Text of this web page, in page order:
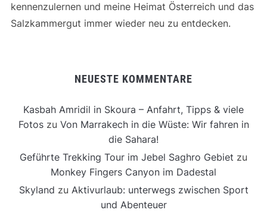
kennenzulernen und meine Heimat Österreich und das
Salzkammergut immer wieder neu zu entdecken.
NEUESTE KOMMENTARE
Kasbah Amridil in Skoura – Anfahrt, Tipps & viele
Fotoszu Von Marrakech in die Wüste: Wir fahren in
die Sahara!
Geführte Trekking Tour im Jebel Saghro Gebiet zu
Monkey Fingers Canyon im Dadestal
Skyland zu Aktivurlaub: unterwegs zwischen Sport
und Abenteuer